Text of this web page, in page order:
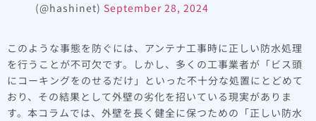
(@hashinet) September 28, 2024
このような事態を防ぐには、アンテナ工事時に正しい防水処理
を行うことが不可欠です。しかし、多くの工事業者が「ビス頭
にコーキングをのせるだけ」といった不十分な処置にとどめて
おり、その結果として外壁の劣化を招いている現実がありま
す。本コラムでは、外壁を長く健全に保つための「正しい防水